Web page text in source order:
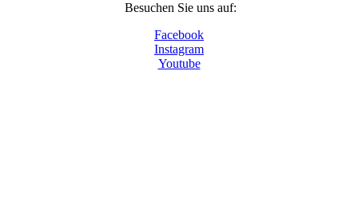
Besuchen Sie uns auf:
Facebook
Instagram
Youtube